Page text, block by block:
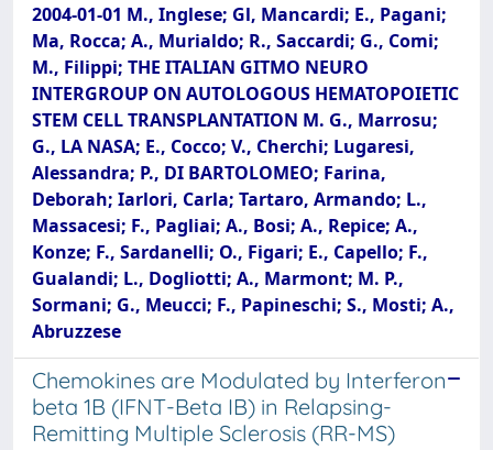
2004-01-01 M., Inglese; Gl, Mancardi; E., Pagani;
Ma, Rocca; A., Murialdo; R., Saccardi; G., Comi;
M., Filippi; THE ITALIAN GITMO NEURO
INTERGROUP ON AUTOLOGOUS HEMATOPOIETIC
STEM CELL TRANSPLANTATION M. G., Marrosu;
G., LA NASA; E., Cocco; V., Cherchi; Lugaresi,
Alessandra; P., DI BARTOLOMEO; Farina,
Deborah; Iarlori, Carla; Tartaro, Armando; L.,
Massacesi; F., Pagliai; A., Bosi; A., Repice; A.,
Konze; F., Sardanelli; O., Figari; E., Capello; F.,
Gualandi; L., Dogliotti; A., Marmont; M. P.,
Sormani; G., Meucci; F., Papineschi; S., Mosti; A.,
Abruzzese
Chemokines are Modulated by Interferon
beta 1B (IFNT-Beta IB) in Relapsing-
Remitting Multiple Sclerosis (RR-MS)